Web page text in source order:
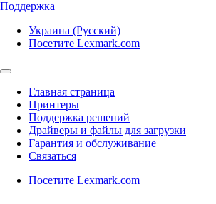
Поддержка
Украина (Русский)
Посетите Lexmark.com
Главная страница
Принтеры
Поддержка решений
Драйверы и файлы для загрузки
Гарантия и обслуживание
Связаться
Посетите Lexmark.com